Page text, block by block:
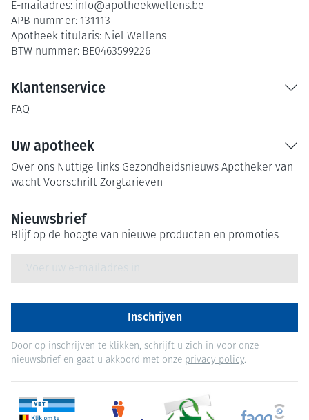
E-mailadres: info@apotheekwellens.be
APB nummer: 131113
Apotheek titularis: Niel Wellens
BTW nummer: BE0463599226
Klantenservice
FAQ
Uw apotheek
Over ons Nuttige links Gezondheidsnieuws Apotheker van
wacht Voorschrift Zorgtarieven
Nieuwsbrief
Blijf op de hoogte van nieuwe producten en promoties
Inschrijven
Door op inschrijven te klikken, schrijft u zich in voor onze
nieuwsbrief en gaat u akkoord met onze privacy policy.